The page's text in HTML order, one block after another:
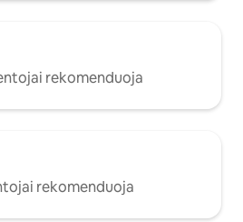
rekomenduoja
rekomenduoja